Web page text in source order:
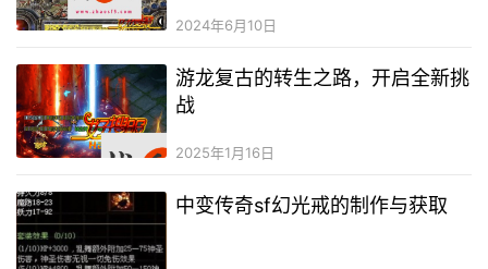
2024年6月10日
游龙复古的转生之路，开启全新挑
战
2025年1月16日
中变传奇sf幻光戒的制作与获取